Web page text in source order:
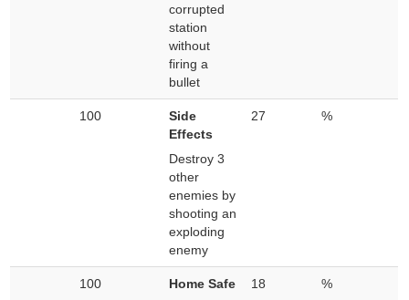
corrupted
station
without
firing a
bullet
100
Side
Effects
Destroy 3
other
enemies by
shooting an
exploding
enemy
27 %
100
Home Safe
18 %